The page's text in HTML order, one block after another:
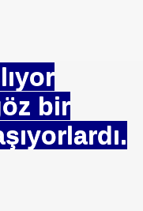
bir